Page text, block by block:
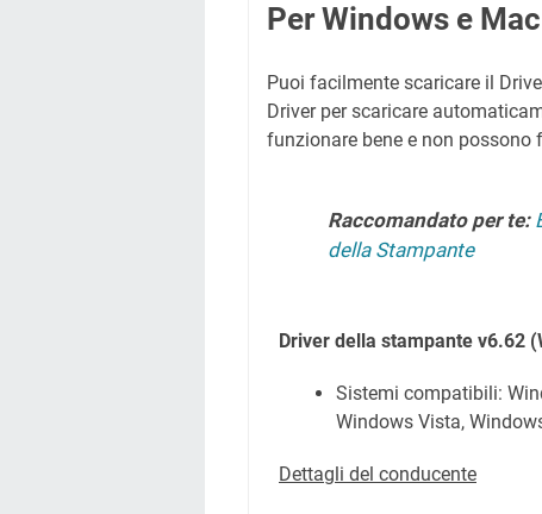
Per Windows e Mac
Puoi facilmente scaricare il
Driver per scaricare
funzionare bene e non
Raccomandato per te:
della Stampante
Driver della stampante v6.62
Sistemi compatibili:
Windows Vista,
Dettagli del conducente